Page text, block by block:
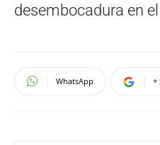
desembocadura en
WhatsApp +